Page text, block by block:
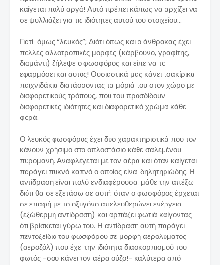
καίγεται πολύ αργά! Αυτό πρέπει κάπως να αρχίζει να
σε ψυλλιάζει για τις ιδιότητες αυτού του στοιχείου…
Γιατί όμως “λευκός”; Διότι όπως και ο άνθρακας έχει
πολλές αλλοτροπικές μορφές (κάρβουνο, γραφίτης,
διαμάντι) ζήλεψε ο φωσφόρος και είπε να το
εφαρμόσει και αυτός! Ουσιαστικά μας κάνει τσακίρικα
παιχνιδάκια διατάσσοντας τα μόριά του στον χώρο με
διαφορετικούς τρόπους, που του προσδίδουν
διαφορετικές ιδιότητες και διαφορετικό χρώμα κάθε
φορά.
Ο λευκός φωσφόρος έχει δυο χαρακτηριστικά που τον
κάνουν χρήσιμο στο οπλοστάσιο κάθε σαλεμένου
πυρομανή. Αναφλέγεται με τον αέρα και όταν καίγεται
παράγει πυκνό καπνό ο οποίος είναι δηλητηριώδης. Η
αντίδραση είναι πολύ ενδιαφέρουσα, μάθε την απέξω
διότι θα σε εξετάσω σε αυτή: όταν ο φωσφόρος έρχεται
σε επαφή με το οξυγόνο απελευθερώνει ενέργεια
(εξώθερμη αντίδραση) και αρπάζει φωτιά καίγοντας
ότι βρίσκεται γύρω του. Η αντίδραση αυτή παράγει
πεντοξείδιο του φωσφόρου σε μορφή αερολύματος
(αεροζόλ) που έχει την ιδιότητα διασκορπισμού του
φωτός -σου κάνει τον αέρα ούζο!- καλύτερα από